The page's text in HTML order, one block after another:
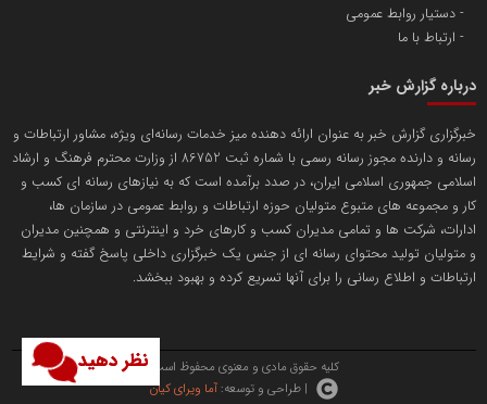
نظر دهید
پایگاه اطلاع رسانی دریا و نفت
تریبون
انتشار گسترده محتوا در رسانه گزارش خبر
محمدعلی کرمعلی
دستیار روابط عمومی
ارتباط با ما
درباره گزارش خبر
خبرگزاری گزارش خبر به عنوان ارائه دهنده میز خدمات رسانه‌ای ویژه، مشاور ارتباطات و
رسانه و دارنده مجوز رسانه رسمی با شماره ثبت 86752 از وزارت محترم فرهنگ و ارشاد
اسلامی جمهوری اسلامی ایران، در صدد برآمده است که به نیازهای رسانه ای کسب و
کار و مجموعه های متبوع متولیان حوزه ارتباطات و روابط عمومی در سازمان ها،
ادارات، شرکت ها و تمامی مدیران کسب و کارهای خرد و اینترنتی و همچنین مدیران
و متولیان تولید محتوای رسانه ای از جنس یک خبرگزاری داخلی پاسخ گفته و شرایط
ارتباطات و اطلاع رسانی را برای آنها تسریع کرده و بهبود ببخشد.
کلیه حقوق مادی و معنوی محفوظ است.
| طراحی و توسعه: آما ویرای کیان